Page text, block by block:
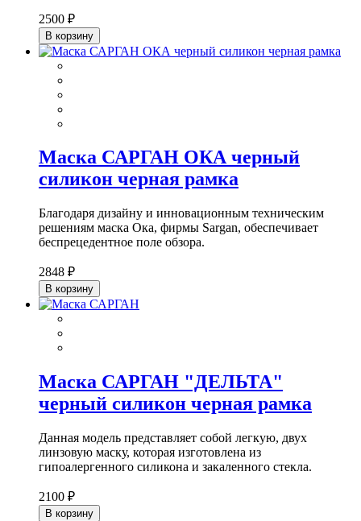
2500 ₽
В корзину
Маска САРГАН ОКА черный
силикон черная рамка
Благодаря дизайну и инновационным техническим
решениям маска Ока, фирмы Sargan, обеспечивает
беспрецедентное поле обзора.
2848 ₽
В корзину
Маска САРГАН "ДЕЛЬТА"
черный силикон черная рамка
Данная модель представляет собой легкую, двух
линзовую маску, которая изготовлена из
гипоалергенного силикона и закаленного стекла.
2100 ₽
В корзину